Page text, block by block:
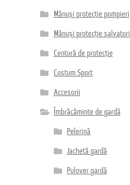
Mănuși protecție pompieri
Mănuși protecție salvatori
Centură de protecție
Costum Sport
Accesorii
Îmbrăcăminte de gardă
Pelerină
Jachetă gardă
Pulover gardă